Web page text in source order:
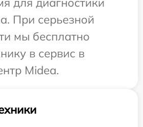
При серьезной
мы бесплатно
в сервис в
Midea.